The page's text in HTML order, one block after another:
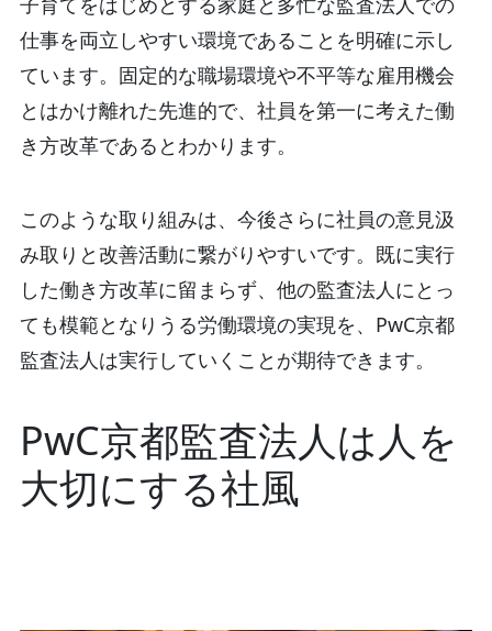
仕事を両立しやすい環境であることを明確に示し
ています。固定的な職場環境や不平等な雇用機会
とはかけ離れた先進的で、社員を第一に考えた働
き方改革であるとわかります。
このような取り組みは、今後さらに社員の意見汲
み取りと改善活動に繋がりやすいです。既に実行
した働き方改革に留まらず、他の監査法人にとっ
ても模範となりうる労働環境の実現を、PwC京都
監査法人は実行していくことが期待できます。
PwC京都監査法人は人を
大切にする社風